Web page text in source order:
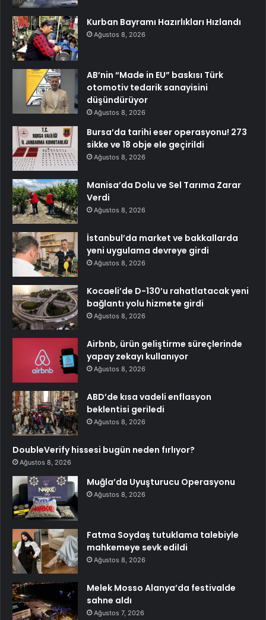
Kurban Bayramı Hazırlıkları Hızlandı
Ağustos 8, 2026
AB’nin “Made in EU” baskısı Türk
otomotiv tedarik sanayisini
düşündürüyor
Ağustos 8, 2026
Bursa’da tarihi eser operasyonu! 273
sikke ve 18 obje ele geçirildi
Ağustos 8, 2026
Manisa’da Dolu ve Sel Tarıma Zarar
Verdi
Ağustos 8, 2026
İstanbul’da market ve bakkallarda
yeni uygulama devreye girdi
Ağustos 8, 2026
Kocaeli’de D-130’u rahatlatacak yeni
bağlantı yolu hizmete girdi
Ağustos 8, 2026
Airbnb, ürün geliştirme süreçlerinde
yapay zekayı kullanıyor
Ağustos 8, 2026
ABD’de kısa vadeli enflasyon
beklentisi geriledi
Ağustos 8, 2026
DoubleVerify hissesi bugün neden fırlıyor?
Ağustos 8, 2026
Muğla’da Uyuşturucu Operasyonu
Ağustos 8, 2026
Fatma Soydaş tutuklama talebiyle
mahkemeye sevk edildi
Ağustos 8, 2026
Melek Mosso Alanya’da festivalde
sahne aldı
Ağustos 7, 2026